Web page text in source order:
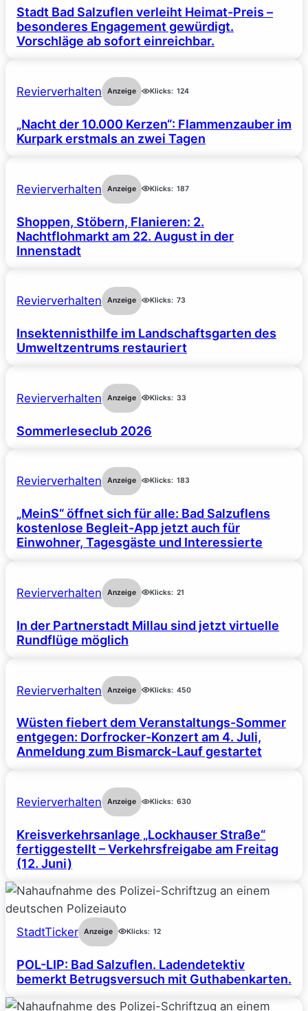
Stadt Bad Salzuflen verleiht Heimat-Preis –
besonderes Engagement gewürdigt.
Vorschläge ab sofort einreichbar.
Revierverhalten Anzeige Klicks: 124
„Nacht der 10.000 Kerzen“: Flammenzauber im
Kurpark erstmals an zwei Tagen
Revierverhalten Anzeige Klicks: 187
Shoppen, Stöbern, Flanieren: 2.
Nachtflohmarkt am 22. August in der
Innenstadt
Revierverhalten Anzeige Klicks: 73
Insektennisthilfe im Landschaftsgarten des
Umweltzentrums restauriert
Revierverhalten Anzeige Klicks: 33
Sommerleseclub 2026
Revierverhalten Anzeige Klicks: 183
„MeinS“ öffnet sich für alle: Bad Salzuflens
kostenlose Begleit-App jetzt auch für
Einwohner, Tagesgäste und Interessierte
Revierverhalten Anzeige Klicks: 21
In der Partnerstadt Millau sind jetzt virtuelle
Rundflüge möglich
Revierverhalten Anzeige Klicks: 450
Wüsten fiebert dem Veranstaltungs-Sommer
entgegen: Dorfrocker-Konzert am 4. Juli,
Anmeldung zum Bismarck-Lauf gestartet
Revierverhalten Anzeige Klicks: 630
Kreisverkehrsanlage „Lockhauser Straße“
fertiggestellt – Verkehrsfreigabe am Freitag
(12. Juni)
StadtTicker Anzeige Klicks: 12
POL-LIP: Bad Salzuflen. Ladendetektiv
bemerkt Betrugsversuch mit Guthabenkarten.